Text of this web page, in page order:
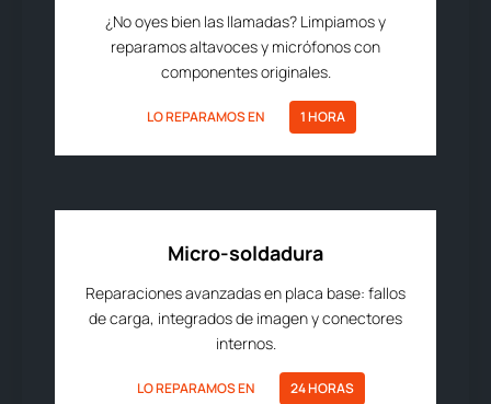
¿No oyes bien las llamadas? Limpiamos y
reparamos altavoces y micrófonos con
componentes originales.
LO REPARAMOS EN 1 HORA
Micro-soldadura
Reparaciones avanzadas en placa base: fallos
de carga, integrados de imagen y conectores
internos.
LO REPARAMOS EN 24 HORAS